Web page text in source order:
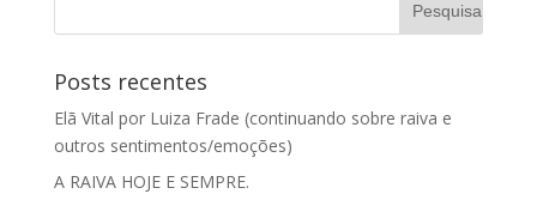
Posts recentes
Elã Vital por Luiza Frade (continuando sobre raiva e
outros sentimentos/emoções)
A RAIVA HOJE E SEMPRE.